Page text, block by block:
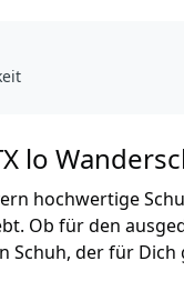
lo
hochwertige
Ob für den
Schuh, der für